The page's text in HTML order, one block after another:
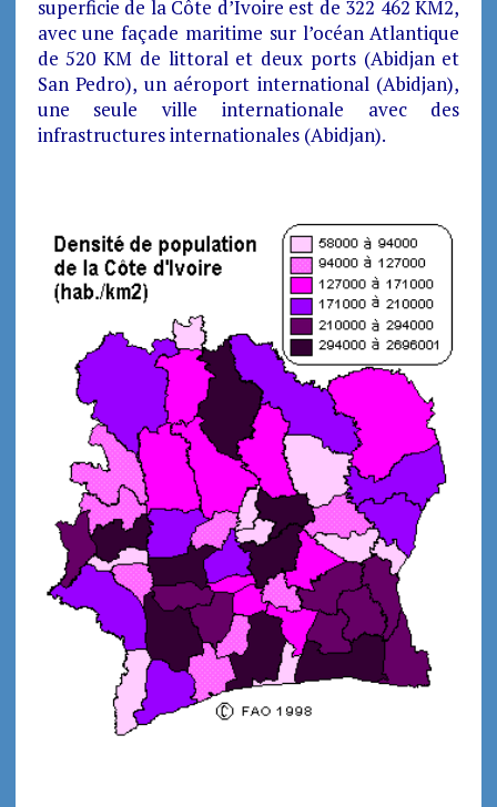
superficie de la Côte d’Ivoire est de 322 462 KM2,
avec une façade maritime sur l’océan Atlantique
de 520 KM de littoral et deux ports (Abidjan et
San Pedro), un aéroport international (Abidjan),
une seule ville internationale avec des
infrastructures internationales (Abidjan).